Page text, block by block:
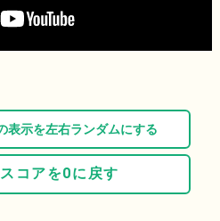
示を左右ランダムにする
アを0に戻す